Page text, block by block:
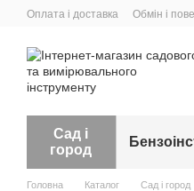
Перейти до основного
Оплата і доставка Обмін і
Сад і
город
Головна Каталог Сад і город